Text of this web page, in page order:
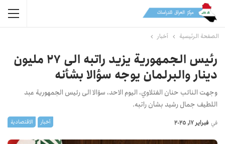
الصفحة الرئيسية أخبار
رئيس الجمهورية يزيد راتبه الى 27 مليون
دينار والبرلمان يوجه سؤالا بشأنه
وجهت النائب حنان الفتلاوي، اليوم الاحد، سؤالا الى رئيس الجمهورية عبد
اللطيف جمال رشيد بشأن راتبه.
أخبار الاقتصادیة في فبراير 17, 2025